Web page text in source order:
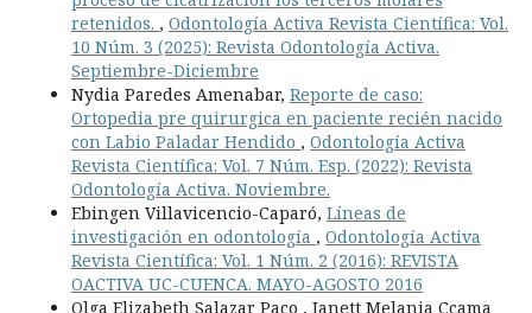
retenidos. , Odontología Activa Revista Científica: Vol.
10 Núm. 3 (2025): Revista Odontología Activa.
Septiembre-Diciembre
Nydia Paredes Amenabar, Reporte de caso:
Ortopedia pre quirurgica en paciente recién nacido
con Labio Paladar Hendido , Odontología Activa
Revista Científica: Vol. 7 Núm. Esp. (2022): Revista
Odontología Activa. Noviembre.
Ebingen Villavicencio-Caparó, Líneas de
investigación en odontología , Odontología Activa
Revista Científica: Vol. 1 Núm. 2 (2016): REVISTA
OACTIVA UC-CUENCA. MAYO-AGOSTO 2016
Olga Elizabeth Salazar Paco , Janett Melania Ccama